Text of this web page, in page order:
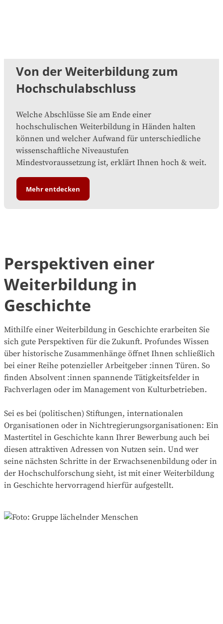
Von der Weiterbildung zum
Hochschulabschluss
Welche Abschlüsse Sie am Ende einer
hochschulischen Weiterbildung in Händen halten
können und welcher Aufwand für unterschiedliche
wissenschaftliche Niveaustufen
Mindestvoraussetzung ist, erklärt Ihnen hoch & weit.
Mehr entdecken
Perspektiven einer
Weiterbildung in
Geschichte
Mithilfe einer Weiterbildung in Geschichte erarbeiten Sie
sich gute Perspektiven für die Zukunft. Profundes Wissen
über historische Zusammenhänge öffnet Ihnen schließlich
bei einer Reihe potenzieller Arbeitgeber :innen Türen. So
finden Absolvent :innen spannende Tätigkeitsfelder in
Fachverlagen oder im Management von Kulturbetrieben.
Sei es bei (politischen) Stiftungen, internationalen
Organisationen oder in Nichtregierungsorganisationen: Ein
Mastertitel in Geschichte kann Ihrer Bewerbung auch bei
diesen attraktiven Adressen von Nutzen sein. Und wer
seine nächsten Schritte in der Erwachsenenbildung oder in
der Hochschulforschung sieht, ist mit einer Weiterbildung
in Geschichte hervorragend hierfür aufgestellt.